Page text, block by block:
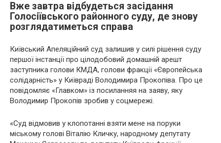
Вже завтра відбудеться засідання
Голосіївського районного суду, де знову
розглядатиметься справа
Київський Апеляційний суд залишив у силі рішення суду
першої інстанції про цілодобовий домашній арешт
заступника голови КМДА, голови фракції «Європейська
солідарність» у Київраді Володимира Прокопіва. Про це
повідомляє «Главком» із посиланняя на заяву, яку
Володимир Прокопів зробив у соцмережі.
«Суд відмовив у клопотанні взяти мене на поруки
міському голові Віталію Кличку, народному депутату